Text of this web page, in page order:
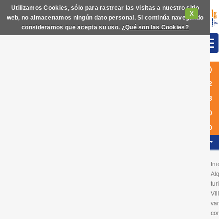
Utilizamos Cookies, sólo para rastrear las visitas a nuestro sitio
web, no almacenamos ningún dato personal. Si continúa navegando
consideramos que acepta su uso.
X
¿Qué son las Cookies?
(+34)
972
63
60
40